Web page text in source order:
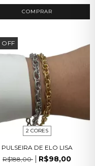
COMPRAR
OFF
2 CORES
PULSEIRA DE ELO LISA
R$188,00
R$98,00